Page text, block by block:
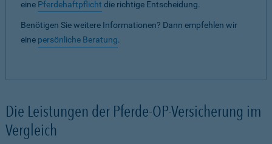
eine Pferdehaftpflicht die richtige Entscheidung.
Benötigen Sie weitere Informationen? Dann empfehlen wir
eine persönliche Beratung.
Die Leistungen der Pferde-OP-Versicherung im
Vergleich